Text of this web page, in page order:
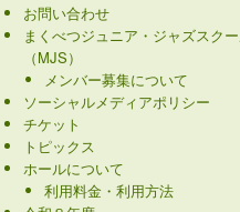
お問い合わせ
まくべつジュニア・ジャズスク
（MJS）
メンバー募集について
ソーシャルメディアポリシー
チケット
トピックス
ホールについて
利用料金・利用方法